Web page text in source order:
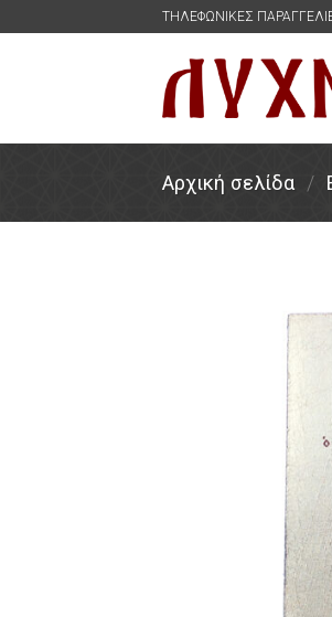
ΤΗΛΕΦΩΝΙΚΕΣ
Αρχική σελίδα /